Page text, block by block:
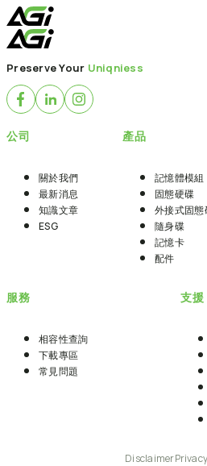
跳
至
主
要
容
English
繁體中文
關於我們
最新消息
產品
隨身碟
記憶卡
配件
創作者
生活玩家
專業職人
相容性查詢
下載專區
常見問題
支援
售後服務
Preserve Your Uniqniess
公司
關於我們
最新消息
知識文章
ESG
產品
記憶體模組
固態硬碟
外接式固態
隨身碟
記憶卡
配件
服務
相容性查詢
下載專區
常見問題
支援
Disclaimer